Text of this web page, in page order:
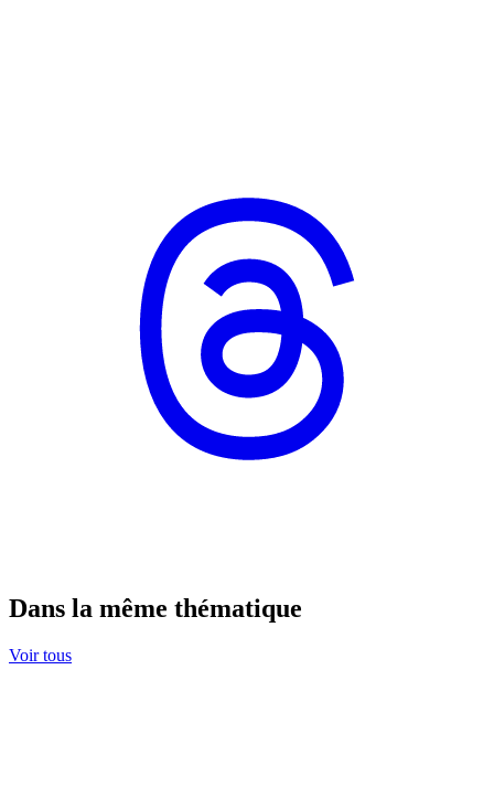
Dans la même thématique
Voir tous